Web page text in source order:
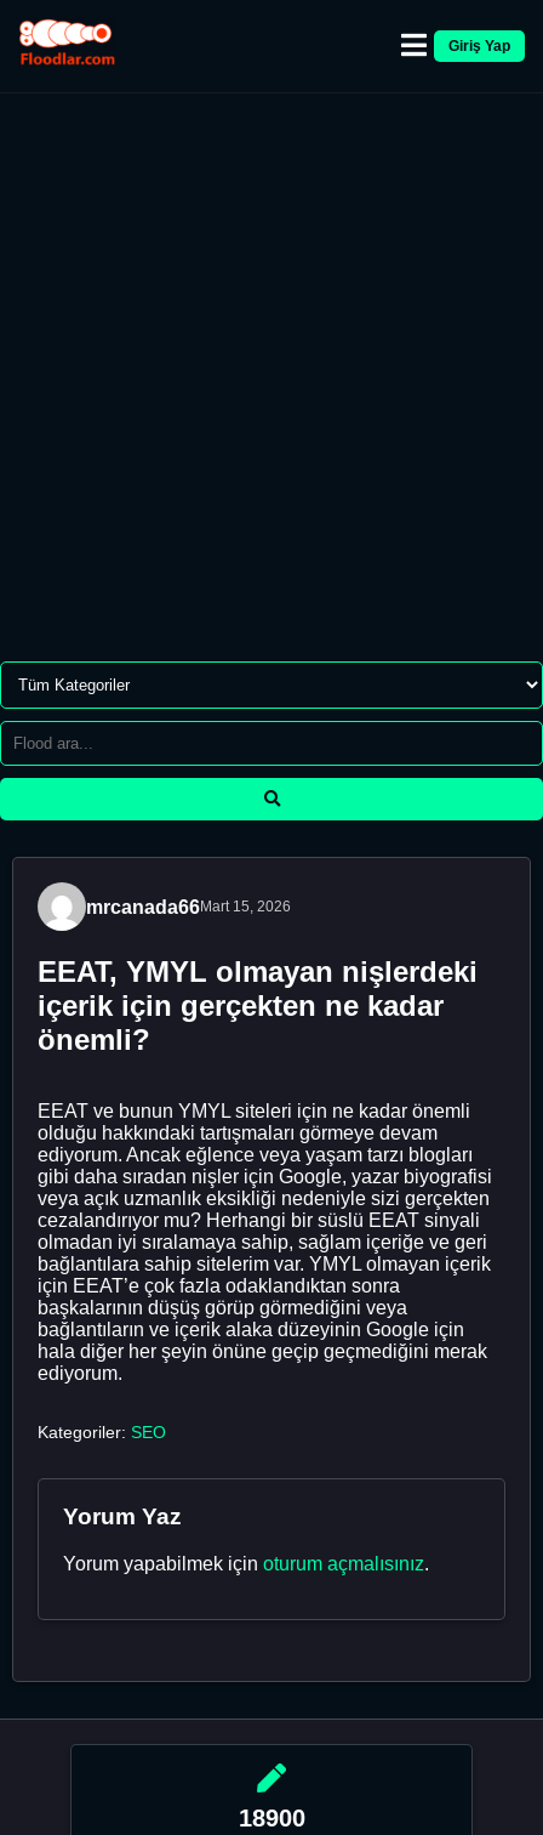
Giriş Yap
mrcanada66Mart 15, 2026
EEAT, YMYL olmayan nişlerdeki
içerik için gerçekten ne kadar
önemli?
EEAT ve bunun YMYL siteleri için ne kadar önemli
olduğu hakkındaki tartışmaları görmeye devam
ediyorum. Ancak eğlence veya yaşam tarzı blogları
gibi daha sıradan nişler için Google, yazar biyografisi
veya açık uzmanlık eksikliği nedeniyle sizi gerçekten
cezalandırıyor mu? Herhangi bir süslü EEAT sinyali
olmadan iyi sıralamaya sahip, sağlam içeriğe ve geri
bağlantılara sahip sitelerim var. YMYL olmayan içerik
için EEAT’e çok fazla odaklandıktan sonra
başkalarının düşüş görüp görmediğini veya
bağlantıların ve içerik alaka düzeyinin Google için
hala diğer her şeyin önüne geçip geçmediğini merak
ediyorum.
Kategoriler: SEO
Yorum Yaz
Yorum yapabilmek için oturum açmalısınız.
18900